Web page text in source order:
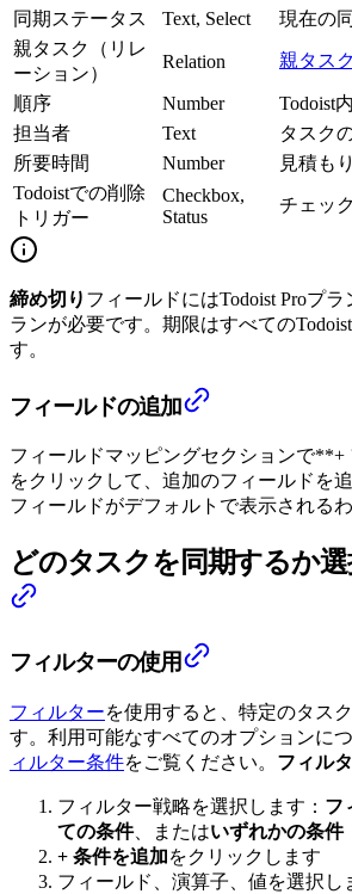
同期ステータス
Text, Select
現在の
親タスク（リレ
ーション）
Relation 親タスク
順序 Number
Todoist
担当者
Text
タスク
所要時間
Number
見積も
Todoistでの削除
トリガー
Checkbox,
Status
チェッ
締め切り フィールドにはTodoist Proプラ
ランが必要です。期限はすべての
す。
フィールドの追加
フィールドマッピングセクションで
をクリックして、追加のフィールドを
フィールドがデフォルトで表示される
どのタスクを同期するか
フィルターの使用
フィルターを使用すると、特定のタス
す。利用可能なすべてのオプションにつ
ィルター条件をご覧ください。 フィル
フィルター戦略を選択します： フ
ての条件、またはいずれかの条件
+ 条件を追加をクリックします
フィールド、演算子、値を選択し